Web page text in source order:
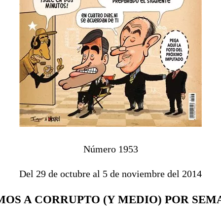
Número 1953
Del 29 de octubre al 5 de noviembre del 2014
A CORRUPTO (Y MEDIO) POR